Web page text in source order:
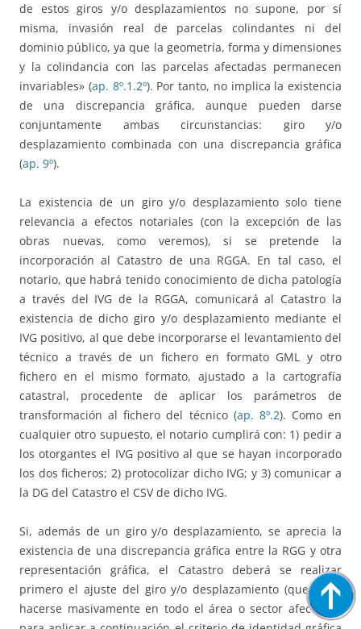
de estos giros y/o desplazamientos no supone, por sí
misma, invasión real de parcelas colindantes ni del
dominio público, ya que la geometría, forma y dimensiones
y la colindancia con las parcelas afectadas permanecen
invariables» (ap. 8º.1.2º). Por tanto, no implica la existencia
de una discrepancia gráfica, aunque pueden darse
conjuntamente ambas circunstancias: giro y/o
desplazamiento combinada con una discrepancia gráfica
(ap. 9º).
La existencia de un giro y/o desplazamiento solo tiene
relevancia a efectos notariales (con la excepción de las
obras nuevas, como veremos), si se pretende la
incorporación al Catastro de una RGGA. En tal caso, el
notario, que habrá tenido conocimiento de dicha patología
a través del IVG de la RGGA, comunicará al Catastro la
existencia de dicho giro y/o desplazamiento mediante el
IVG positivo, al que debe incorporarse el levantamiento del
técnico a través de un fichero en formato GML y otro
fichero en el mismo formato, ajustado a la cartografía
catastral, procedente de aplicar los parámetros de
transformación al fichero del técnico (ap. 8º.2). Como en
cualquier otro supuesto, el notario cumplirá con: 1) pedir a
los otorgantes el IVG positivo al que se hayan incorporado
los dos ficheros; 2) protocolizar dicho IVG; y 3) comunicar a
la DG del Catastro el CSV de dicho IVG.
Si, además de un giro y/o desplazamiento, se aprecia la
existencia de una discrepancia gráfica entre la RGG y otra
representación gráfica, el Catastro deberá se realizar
primero el ajuste del giro y/o desplazamiento (que debe
hacerse masivamente en todo el área o sector afectado),